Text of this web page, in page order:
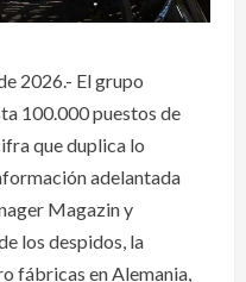
2026.- El grupo
100.000 puestos de
que duplica lo
adelantada
Magazin y
los despidos, la
fábricas en Alemania,